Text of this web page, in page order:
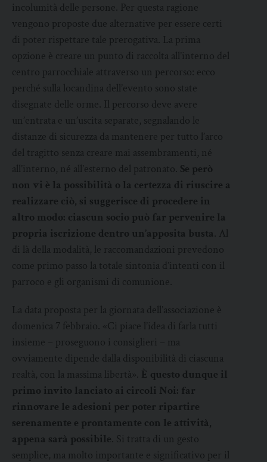
incolumità delle persone. Per questa ragione
vengono proposte due alternative per essere certi
di poter rispettare tale prerogativa. La prima
opzione è creare un punto di raccolta all’interno del
centro parrocchiale attraverso un percorso: ecco
perché sulla locandina dell’evento sono state
disegnate delle orme. Il percorso deve avere
un’entrata e un’uscita separate, segnalando le
distanze di sicurezza da mantenere per tutto l’arco
del tragitto senza creare mai assembramenti, né
all’interno, né all’esterno del patronato. Se però
non vi è la possibilità o la certezza di riuscire a
realizzare ciò, si suggerisce di procedere in
altro modo: ciascun socio può far pervenire la
propria iscrizione dentro un’apposita busta . Al
di là della modalità, le raccomandazioni prevedono
come primo passo la totale sintonia d’intenti con il
parroco e gli organismi di comunione.
La data proposta per la giornata dell’associazione è
domenica 7 febbraio. «Ci piace l’idea di farla tutti
insieme – proseguono i consiglieri – ma
ovviamente dipende dalla disponibilità di ciascuna
realtà, con la massima libertà». È questo dunque il
primo invito lanciato ai circoli Noi: far
rinnovare le adesioni per poter ripartire
serenamente e prontamente con le attività,
appena sarà possibile . Si tratta di un gesto
semplice, ma molto importante e significativo per il